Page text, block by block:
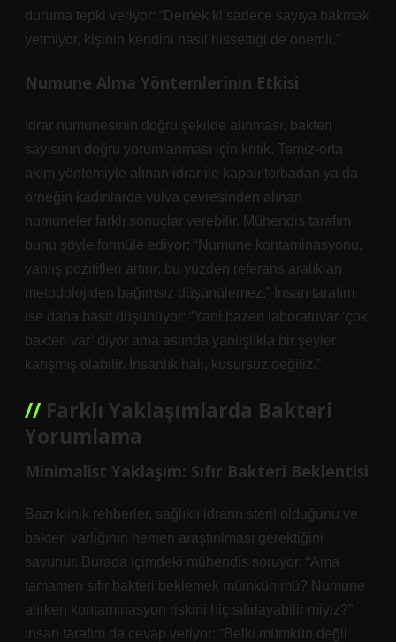
duruma tepki veriyor: “Demek ki sadece sayıya bakmak
yetmiyor, kişinin kendini nasıl hissettiği de önemli.”
Numune Alma Yöntemlerinin Etkisi
İdrar numunesinin doğru şekilde alınması, bakteri
sayısının doğru yorumlanması için kritik. Temiz-orta
akım yöntemiyle alınan idrar ile kapalı torbadan ya da
örneğin kadınlarda vulva çevresinden alınan
numuneler farklı sonuçlar verebilir. Mühendis tarafım
bunu şöyle formüle ediyor: “Numune kontaminasyonu,
yanlış pozitifleri artırır; bu yüzden referans aralıkları
metodolojiden bağımsız düşünülemez.” İnsan tarafım
ise daha basit düşünüyor: “Yani bazen laboratuvar ‘çok
bakteri var’ diyor ama aslında yanlışlıkla bir şeyler
karışmış olabilir. İnsanlık hali, kusursuz değiliz.”
Farklı Yaklaşımlarda Bakteri
Yorumlama
Minimalist Yaklaşım: Sıfır Bakteri Beklentisi
Bazı klinik rehberler, sağlıklı idrarın steril olduğunu ve
bakteri varlığının hemen araştırılması gerektiğini
savunur. Burada içimdeki mühendis soruyor: “Ama
tamamen sıfır bakteri beklemek mümkün mü? Numune
alırken kontaminasyon riskini hiç sıfırlayabilir miyiz?”
İnsan tarafım da cevap veriyor: “Belki mümkün değil